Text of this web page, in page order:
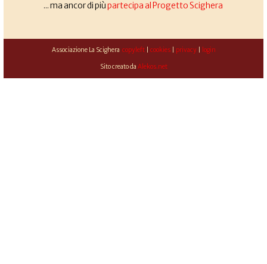
... ma ancor di piùpartecipa al Progetto Scighera
Associazione La Scighera copyleft| cookies| privacy| login
Sito creato da Alekos.net